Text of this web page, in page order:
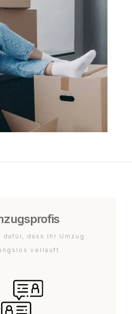
dafür, dass Ihr Umzug
verläuft.